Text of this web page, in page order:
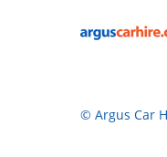
© Argus Car